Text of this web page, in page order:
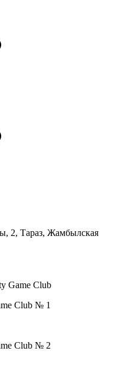
2, Тараз, Жамбылская
Game Club